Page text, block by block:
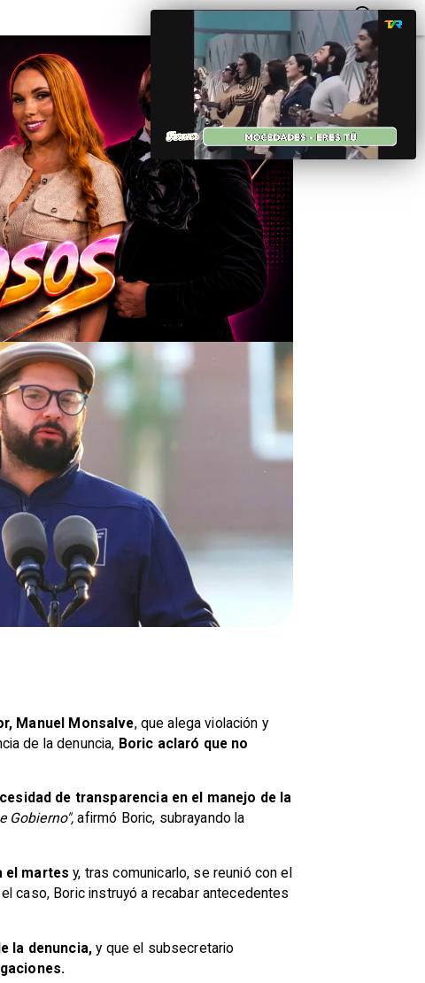
Manuel Monsalve, que alega violación y
de la denuncia, Boric aclaró que no
de transparencia en el manejo de la
Gobierno", afirmó Boric, subrayando la
el martes y, tras comunicarlo, se reunió con el
caso, Boric instruyó a recabar antecedentes
la denuncia, y que el subsecretario